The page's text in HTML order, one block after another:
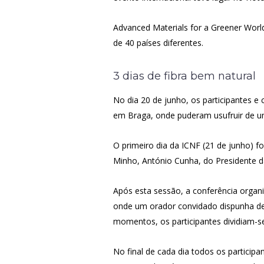
Advanced Materials for a Greener
de 40 países diferentes.
3 dias de fibra bem natural
No dia 20 de junho, os participantes e
em Braga, onde puderam usufruir de
O primeiro dia da ICNF (21 de junho)
Minho, António Cunha, do Presidente
Após esta sessão, a conferência
onde um orador convidado dispunha
momentos, os participantes dividiam-
No final de cada dia todos os